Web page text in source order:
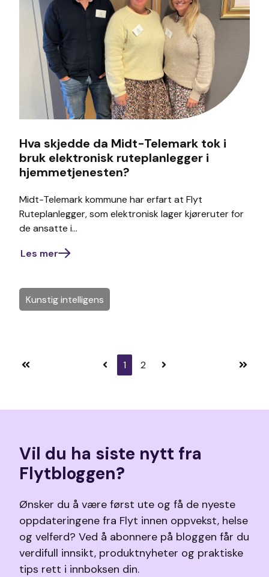
Kunstig intelligens
Hva skjedde da Midt-Telemark tok i
bruk elektronisk ruteplanlegger i
hjemmetjenesten?
Midt-Telemark kommune har erfart at Flyt
Ruteplanlegger, som elektronisk lager kjøreruter for
de ansatte i...
Les mer
Første side Forrige side
1 2 Neste side Siste
Vil du ha siste nytt fra
Flytbloggen?
Ønsker du å være først ute og få de nyeste
oppdateringene fra Flyt innen oppvekst, helse
og velferd? Ved å abonnere på bloggen får du
verdifull innsikt, produktnyheter og praktiske
tips rett i innboksen din.